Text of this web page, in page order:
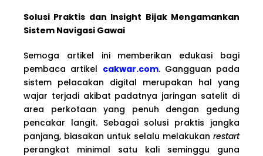
Solusi Praktis dan Insight Bijak Mengamankan
Sistem Navigasi Gawai
Semoga artikel ini memberikan edukasi bagi
pembaca artikel cakwar.com. Gangguan pada
sistem pelacakan digital merupakan hal yang
wajar terjadi akibat padatnya jaringan satelit di
area perkotaan yang penuh dengan gedung
pencakar langit. Sebagai solusi praktis jangka
panjang, biasakan untuk selalu melakukan restart
perangkat minimal satu kali seminggu guna